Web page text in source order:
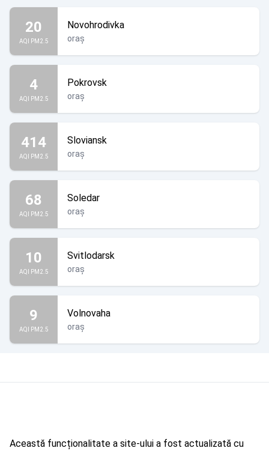
20
AQI PM2.5
Novohrodivka
oraș
4
AQI PM2.5
Pokrovsk
oraș
414
AQI PM2.5
Sloviansk
oraș
68
AQI PM2.5
Soledar
oraș
10
AQI PM2.5
Svitlodarsk
oraș
9
AQI PM2.5
Volnovaha
oraș
Această funcționalitate a site-ului a fost actualizată cu